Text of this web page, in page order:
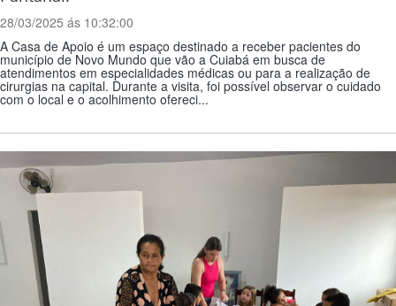
28/03/2025 ás 10:32:00
A Casa de Apoio é um espaço destinado a receber pacientes do
município de Novo Mundo que vão a Cuiabá em busca de
atendimentos em especialidades médicas ou para a realização de
cirurgias na capital. Durante a visita, foi possível observar o cuidado
com o local e o acolhimento ofereci...